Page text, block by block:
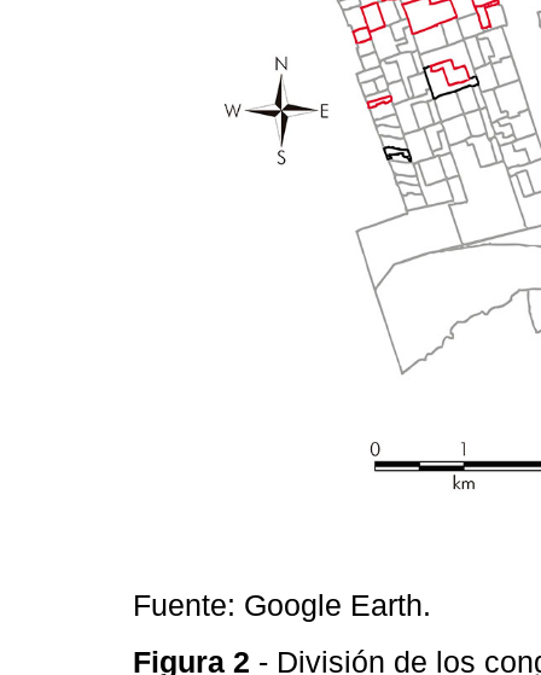
Fuente: Google Earth.
Figura 2 - División de los